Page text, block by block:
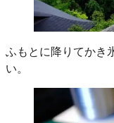
ふもとに降りてかき
い。